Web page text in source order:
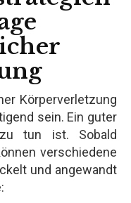
Körperverletzung
sein. Ein guter
tun ist. Sobald
verschiedene
und angewandt